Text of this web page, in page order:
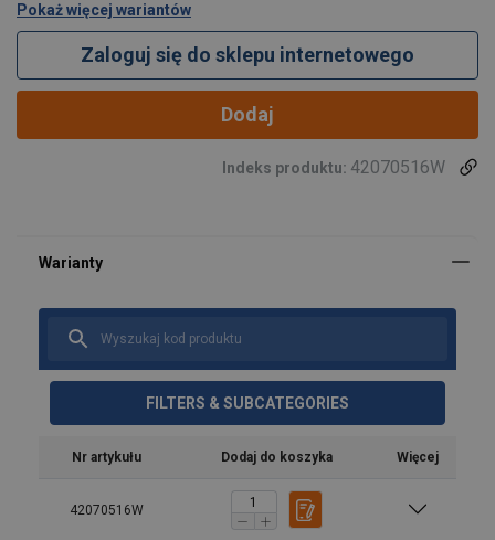
Pokaż więcej wariantów
Zaloguj się do sklepu internetowego
Dodaj
Indeks produktu: 42070516W
FILTERS & SUBCATEGORIES
Nr artykułu Dodaj do koszyka Więcej
42070516W